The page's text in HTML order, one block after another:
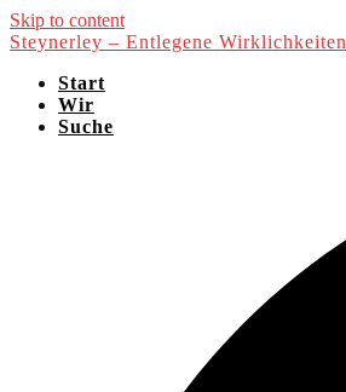
Skip to content
Steynerley – Entlegene Wirklichkeiten
Start
Wir
Suche